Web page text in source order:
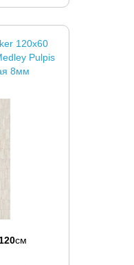
120x60
Pulpis
8мм
120см